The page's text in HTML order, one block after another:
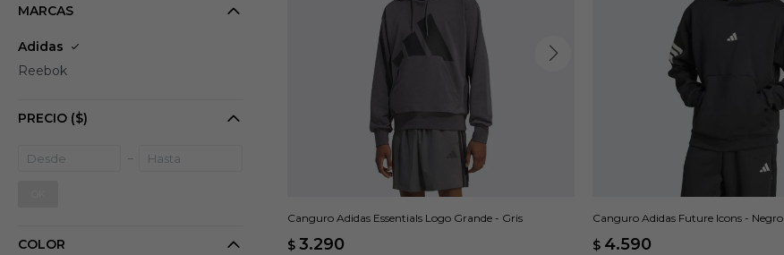
Canguro Adidas Essentials Logo Grande - Gris
$ 3.290
Canguro Adidas Future Icons - Negro
$ 4.590
MARCAS
Adidas
Reebok
PRECIO ($)
COLOR